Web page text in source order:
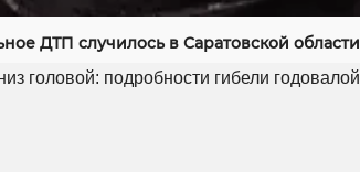
ДТП случилось в Саратовской области